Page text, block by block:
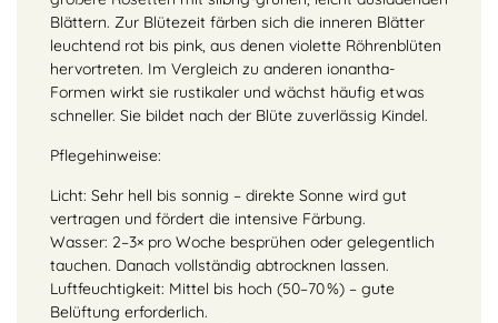
Blättern. Zur Blütezeit färben sich die inneren Blätter
leuchtend rot bis pink, aus denen violette Röhrenblüten
hervortreten. Im Vergleich zu anderen ionantha-
Formen wirkt sie rustikaler und wächst häufig etwas
schneller. Sie bildet nach der Blüte zuverlässig Kindel.
Pflegehinweise:
Licht: Sehr hell bis sonnig – direkte Sonne wird gut
vertragen und fördert die intensive Färbung.
Wasser: 2–3× pro Woche besprühen oder gelegentlich
tauchen. Danach vollständig abtrocknen lassen.
Luftfeuchtigkeit: Mittel bis hoch (50–70 %) – gute
Belüftung erforderlich.